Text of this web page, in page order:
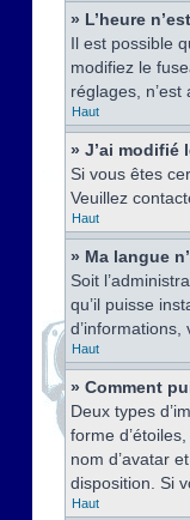
» L’heure
Il est possible
modifiez le
réglages, n’est
Haut
» J’ai modifié
Si vous êtes
Veuillez
Haut
» Ma langue
Soit
qu’il puisse
Haut
» Comment
Deux types
forme
nom d’avatar
disposition. Si
Haut